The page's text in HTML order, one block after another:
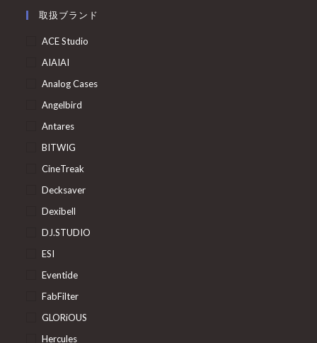
取扱ブランド
ACE Studio
AIAIAI
Analog Cases
Angelbird
Antares
BITWIG
CineTreak
Decksaver
Dexibell
DJ.STUDIO
ESI
Eventide
FabFilter
GLORiOUS
Hercules